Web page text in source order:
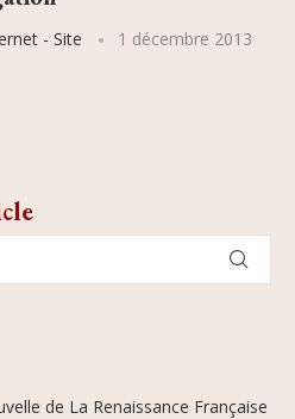
- Site 1 décembre 2013
de La Renaissance Française